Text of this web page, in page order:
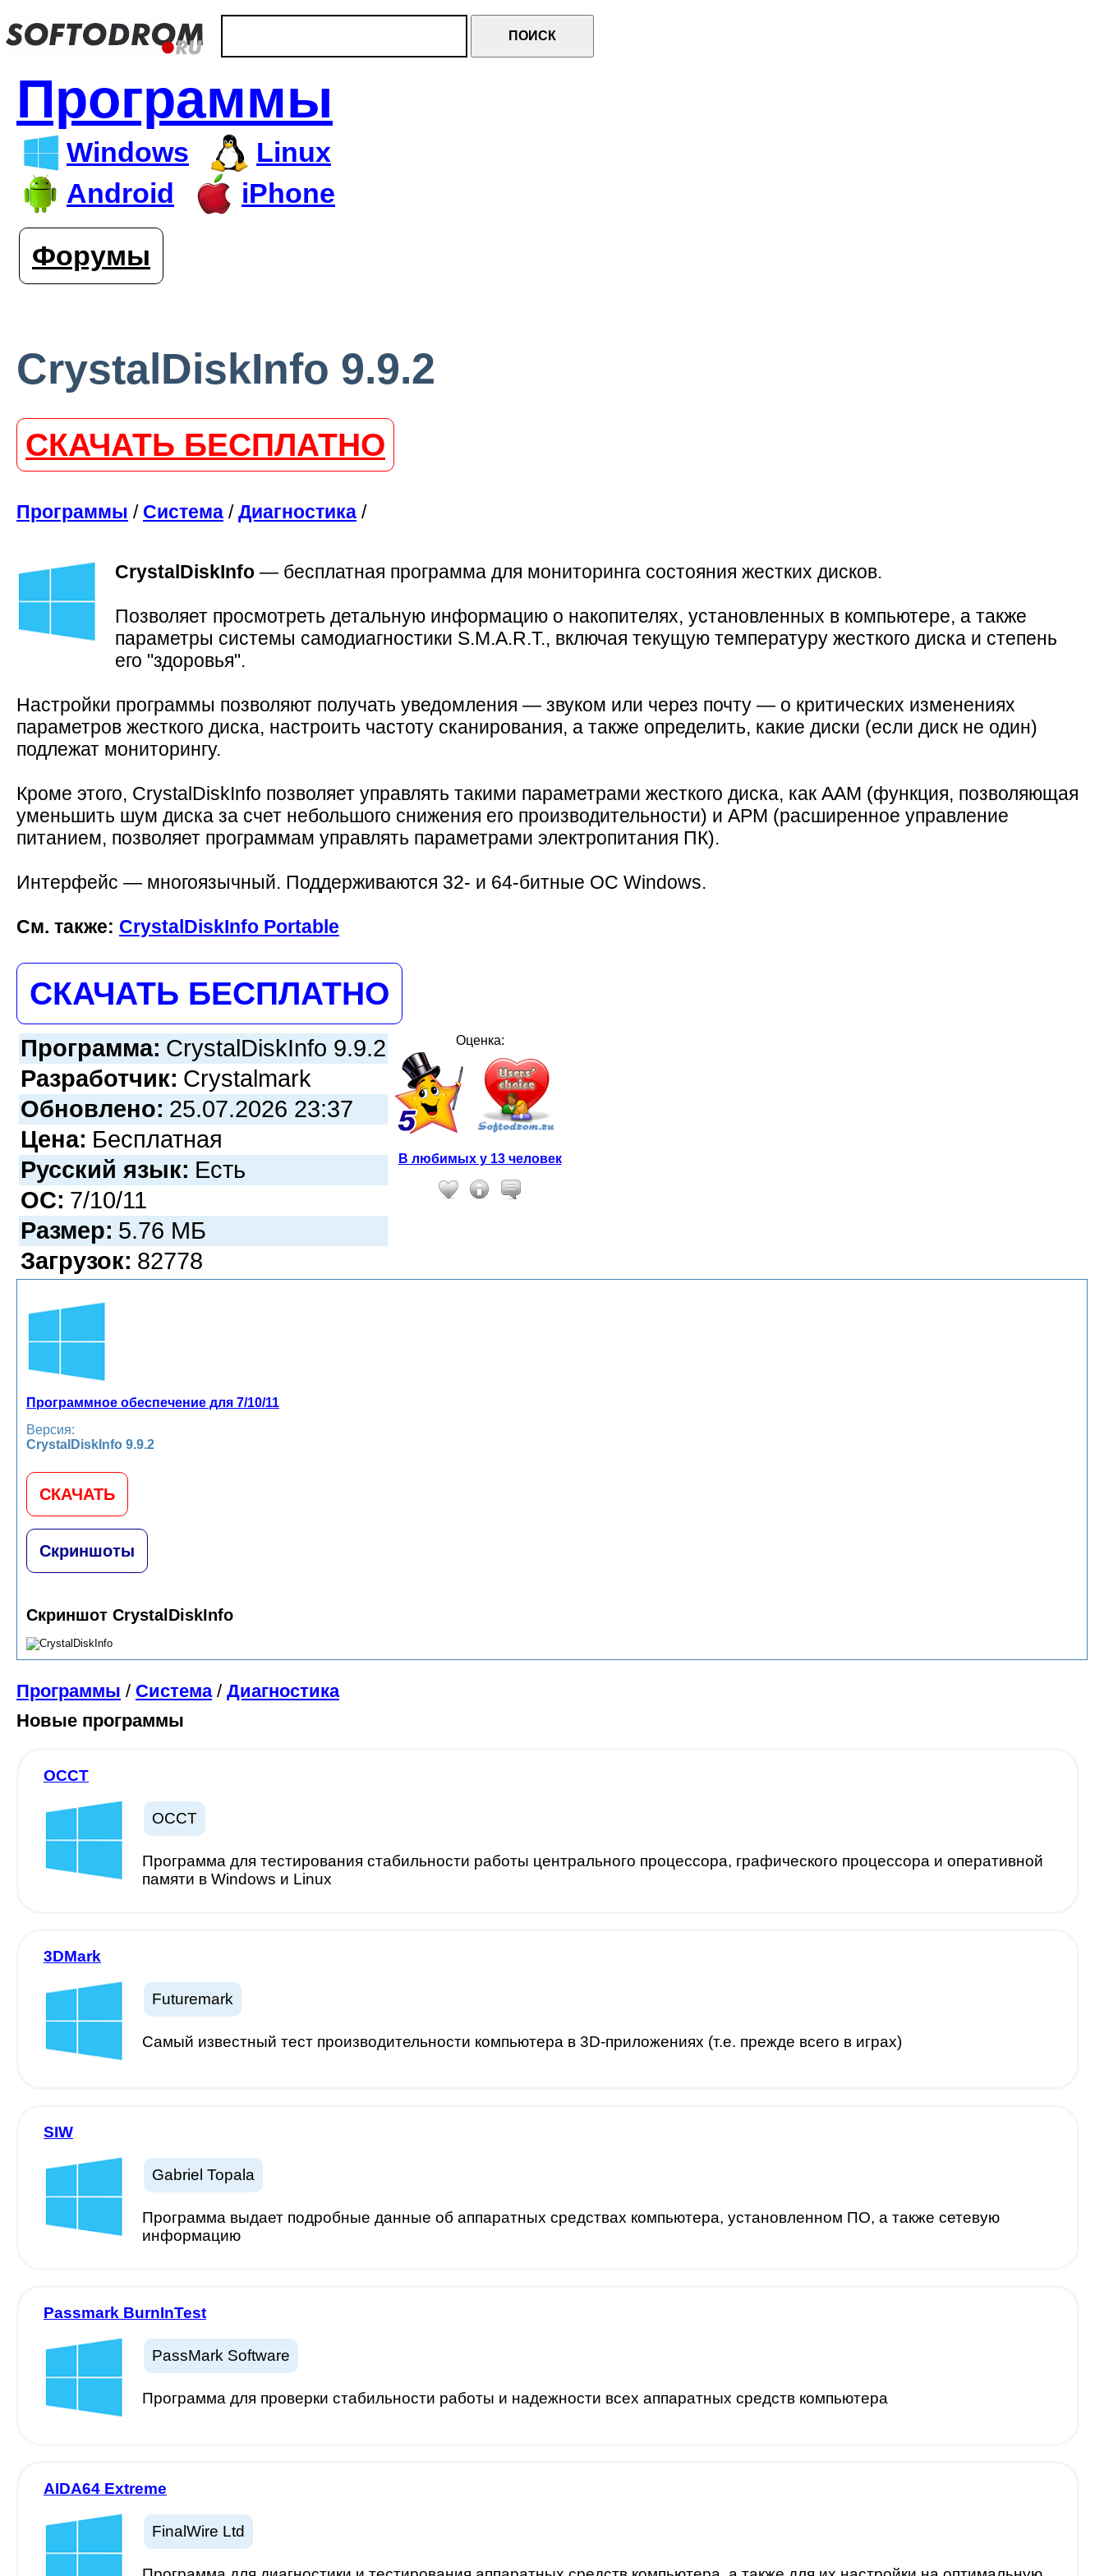
Программы
Windows
Linux
Android
iPhone
Форумы
CrystalDiskInfo 9.9.2
СКАЧАТЬ БЕСПЛАТНО
Программы / Система / Диагностика /
CrystalDiskInfo — бесплатная программа для мониторинга состояния жестких дисков.
Позволяет просмотреть детальную информацию о накопителях, установленных в компьютере, а также
параметры системы самодиагностики S.M.A.R.T., включая текущую температуру жесткого диска и степень
его "здоровья".
Настройки программы позволяют получать уведомления — звуком или через почту — о критических изменениях
параметров жесткого диска, настроить частоту сканирования, а также определить, какие диски (если диск не один)
подлежат мониторингу.
Кроме этого, CrystalDiskInfo позволяет управлять такими параметрами жесткого диска, как AAM (функция, позволяющая
уменьшить шум диска за счет небольшого снижения его производительности) и APM (расширенное управление
питанием, позволяет программам управлять параметрами электропитания ПК).
Интерфейс — многоязычный. Поддерживаются 32- и 64-битные ОС Windows.
См. также: CrystalDiskInfo Portable
СКАЧАТЬ БЕСПЛАТНО
Программа: CrystalDiskInfo 9.9.2
Разработчик: Crystalmark
Обновлено: 25.07.2026 23:37
Цена: Бесплатная
Русский язык: Есть
ОС: 7/10/11
Размер: 5.76 МБ
Загрузок: 82778
Оценка:
В любимых у 13 человек
Программное обеспечение для 7/10/11
Версия:
CrystalDiskInfo 9.9.2
СКАЧАТЬ
Скриншоты
Скриншот CrystalDiskInfo
Программы / Система/ Диагностика
Новые программы
OCCT
OCCT
Программа для тестирования стабильности работы центрального процессора, графического процессора и оперативной
памяти в Windows и Linux
3DMark
Futuremark
Самый известный тест производительности компьютера в 3D-приложениях (т.е. прежде всего в играх)
SIW
Gabriel Topala
Программа выдает подробные данные об аппаратных средствах компьютера, установленном ПО, а также сетевую
информацию
Passmark BurnInTest
PassMark Software
Программа для проверки стабильности работы и надежности всех аппаратных средств компьютера
AIDA64 Extreme
FinalWire Ltd